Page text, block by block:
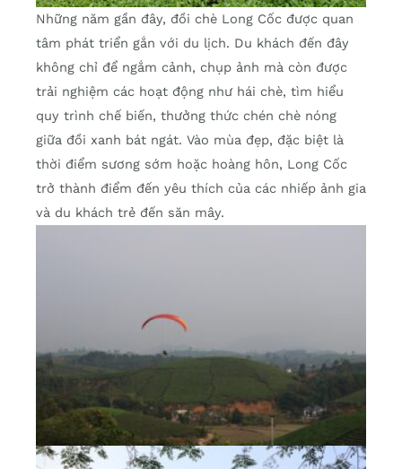
Những năm gần đây, đồi chè Long Cốc được quan
tâm phát triển gắn với du lịch. Du khách đến đây
không chỉ để ngắm cảnh, chụp ảnh mà còn được
trải nghiệm các hoạt động như hái chè, tìm hiểu
quy trình chế biến, thưởng thức chén chè nóng
giữa đồi xanh bát ngát. Vào mùa đẹp, đặc biệt là
thời điểm sương sớm hoặc hoàng hôn, Long Cốc
trở thành điểm đến yêu thích của các nhiếp ảnh gia
và du khách trẻ đến săn mây.